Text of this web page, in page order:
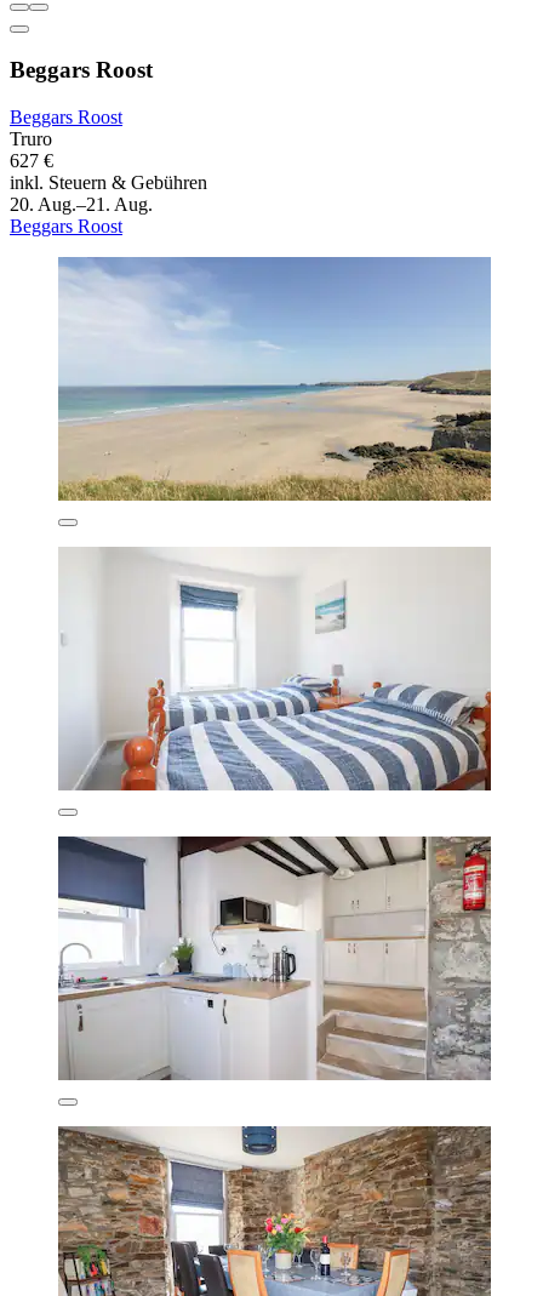
Beggars Roost
Beggars Roost
Truro
627 €
inkl. Steuern & Gebühren
20. Aug.–21. Aug.
Beggars Roost